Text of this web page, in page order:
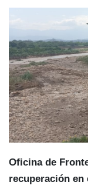
Oficina de
recuperación en